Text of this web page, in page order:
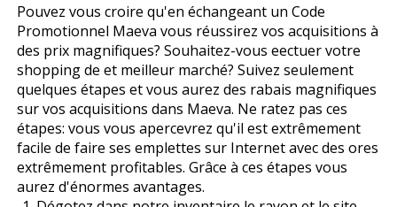
Pouvez vous croire qu'en échangeant un Code
Promotionnel Maeva vous réussirez vos acquisitions à
des prix magnifiques? Souhaitez-vous effectuer votre
shopping de et meilleur marché? Suivez seulement
quelques étapes et vous aurez des rabais magnifiques
sur vos acquisitions dans Maeva. Ne ratez pas ces
étapes: vous vous apercevrez qu'il est extrêmement
facile de faire ses emplettes sur Internet avec des offres
extrêmement profitables. Grâce à ces étapes vous
aurez d'énormes avantages.